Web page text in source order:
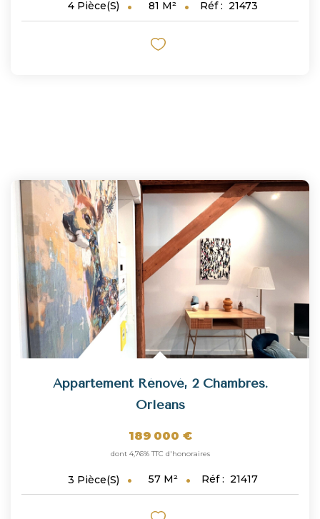
4 Pièce(s) 81 M² Réf : 21473
Appartement Rénové, 2 Chambres.
Orleans
189 000 €
dont 4,76% TTC d'honoraires
3 Pièce(s) 57 M² Réf : 21417